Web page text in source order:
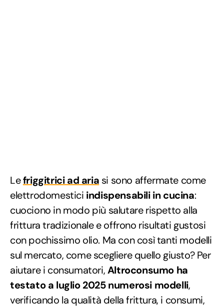
Lefriggitrici ad aria si sono affermate come
elettrodomestici indispensabili in cucina:
cuociono in modo più salutare rispetto alla
frittura tradizionale e offrono risultati gustosi
con pochissimo olio. Ma con così tanti modelli
sul mercato, come scegliere quello giusto? Per
aiutare i consumatori,Altroconsumo ha
testato a luglio 2025 numerosi modelli,
verificando la qualità della frittura, i consumi,